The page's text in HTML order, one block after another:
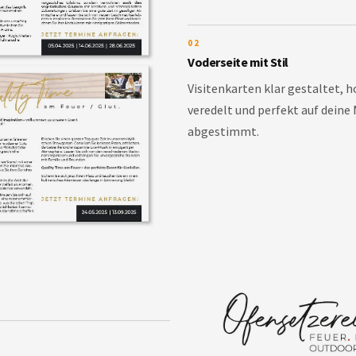
02
Voderseite mit Stil
Visitenkarten klar gestaltet,
veredelt und perfekt auf deine
abgestimmt.